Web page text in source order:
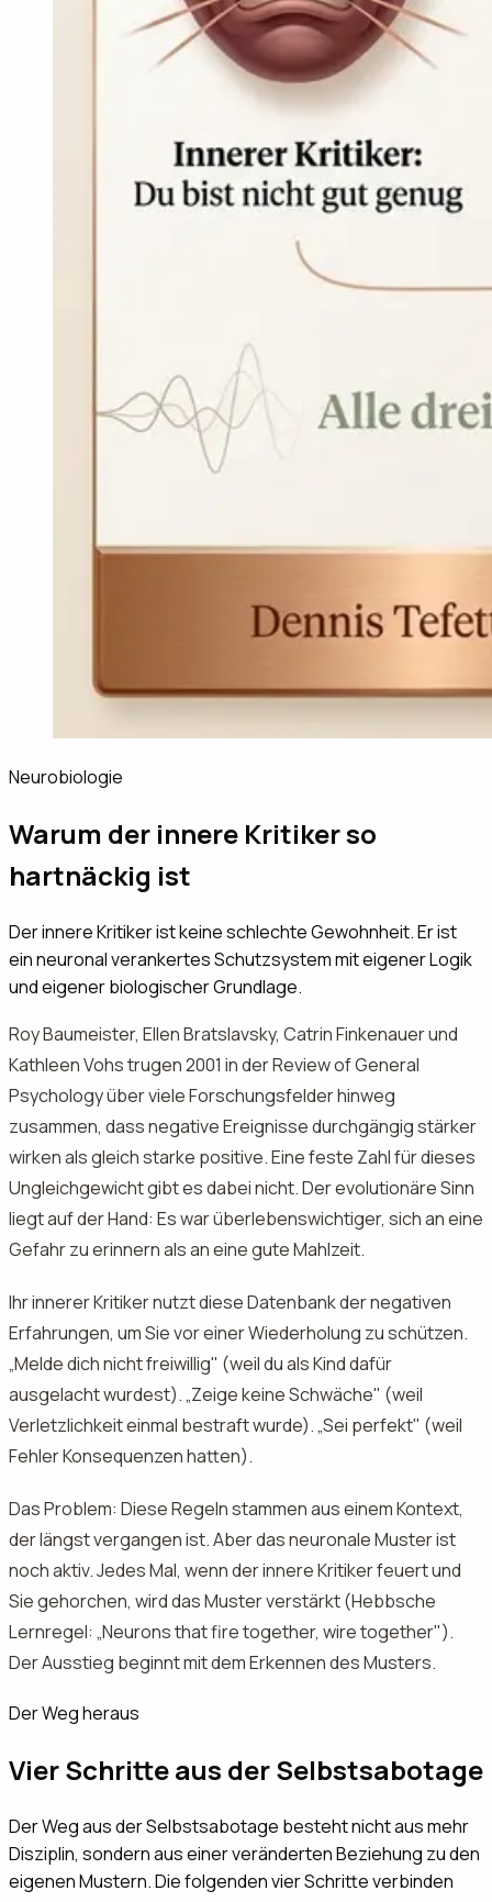
Neurobiologie
Warum der innere Kritiker so
hartnäckig ist
Der innere Kritiker ist keine schlechte Gewohnheit. Er ist
ein neuronal verankertes Schutzsystem mit eigener Logik
und eigener biologischer Grundlage.
Roy Baumeister, Ellen Bratslavsky, Catrin Finkenauer und
Kathleen Vohs trugen 2001 in der Review of General
Psychology über viele Forschungsfelder hinweg
zusammen, dass negative Ereignisse durchgängig stärker
wirken als gleich starke positive. Eine feste Zahl für dieses
Ungleichgewicht gibt es dabei nicht. Der evolutionäre Sinn
liegt auf der Hand: Es war überlebenswichtiger, sich an eine
Gefahr zu erinnern als an eine gute Mahlzeit.
Ihr innerer Kritiker nutzt diese Datenbank der negativen
Erfahrungen, um Sie vor einer Wiederholung zu schützen.
„Melde dich nicht freiwillig" (weil du als Kind dafür
ausgelacht wurdest). „Zeige keine Schwäche" (weil
Verletzlichkeit einmal bestraft wurde). „Sei perfekt" (weil
Fehler Konsequenzen hatten).
Das Problem: Diese Regeln stammen aus einem Kontext,
der längst vergangen ist. Aber das neuronale Muster ist
noch aktiv. Jedes Mal, wenn der innere Kritiker feuert und
Sie gehorchen, wird das Muster verstärkt (Hebbsche
Lernregel: „Neurons that fire together, wire together").
Der Ausstieg beginnt mit dem Erkennen des Musters.
Der Weg heraus
Vier Schritte aus der Selbstsabotage
Der Weg aus der Selbstsabotage besteht nicht aus mehr
Disziplin, sondern aus einer veränderten Beziehung zu den
eigenen Mustern. Die folgenden vier Schritte verbinden